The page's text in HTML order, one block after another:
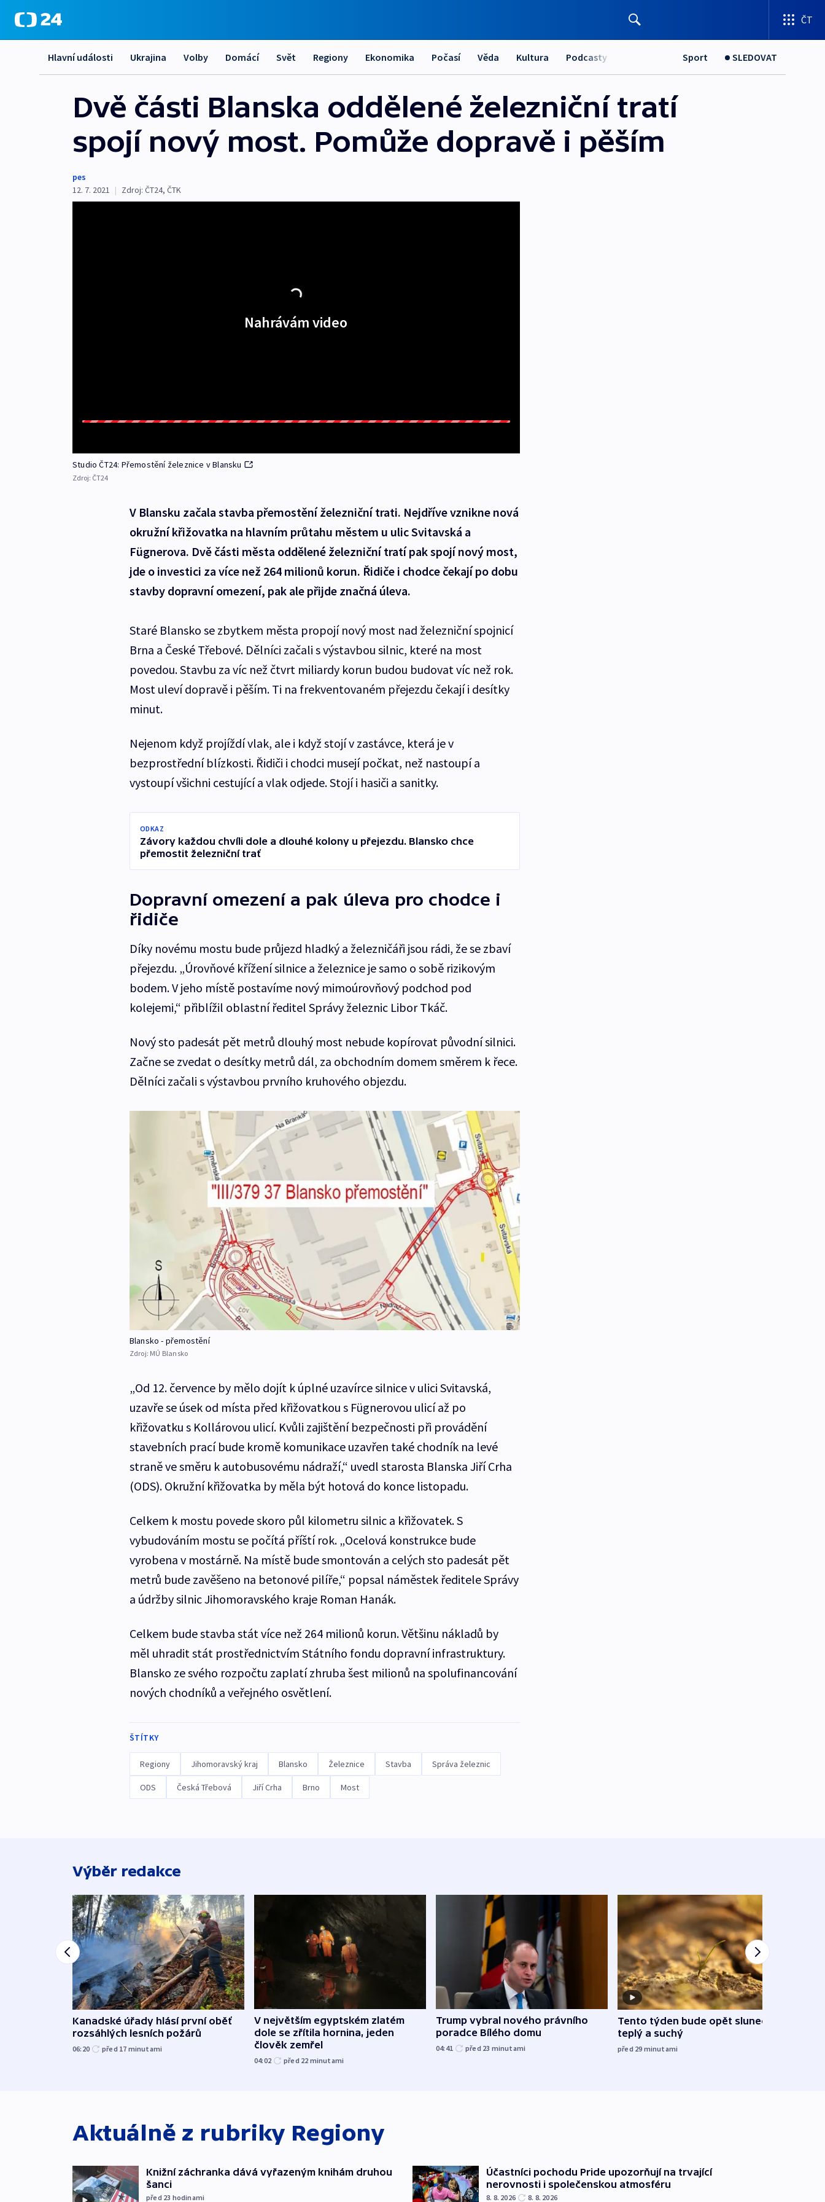
ČT
Hlavní události Ukrajina Volby Domácí Svět Regiony Ekonomika Počasí Věda Kultura Podcasty Sport SLEDOVAT
Dvě části Blanska oddělené železniční tratí
spojí nový most. Pomůže dopravě i pěším
pes
12. 7. 2021 | Zdroj: ČT24, ČTK
Nahrávám video
Studio ČT24: Přemostění železnice v Blansku
Zdroj: ČT24
V Blansku začala stavba přemostění železniční trati. Nejdříve vznikne nová
okružní křižovatka na hlavním průtahu městem u ulic Svitavská a
Fügnerova. Dvě části města oddělené železniční tratí pak spojí nový most,
jde o investici za více než 264 milionů korun. Řidiče i chodce čekají po dobu
stavby dopravní omezení, pak ale přijde značná úleva.
Staré Blansko se zbytkem města propojí nový most nad železniční spojnicí
Brna a České Třebové. Dělníci začali s výstavbou silnic, které na most
povedou. Stavbu za víc než čtvrt miliardy korun budou budovat víc než rok.
Most uleví dopravě i pěším. Ti na frekventovaném přejezdu čekají i desítky
minut.
Nejenom když projíždí vlak, ale i když stojí v zastávce, která je v
bezprostřední blízkosti. Řidiči i chodci musejí počkat, než nastoupí a
vystoupí všichni cestující a vlak odjede. Stojí i hasiči a sanitky.
ODKAZ
Závory každou chvíli dole a dlouhé kolony u přejezdu. Blansko chce
přemostit železniční trať
Dopravní omezení a pak úleva pro chodce i
řidiče
Díky novému mostu bude průjezd hladký a železničáři jsou rádi, že se zbaví
přejezdu. „Úrovňové křížení silnice a železnice je samo o sobě rizikovým
bodem. V jeho místě postavíme nový mimoúrovňový podchod pod
kolejemi,“ přiblížil oblastní ředitel Správy železnic Libor Tkáč.
Nový sto padesát pět metrů dlouhý most nebude kopírovat původní silnici.
Začne se zvedat o desítky metrů dál, za obchodním domem směrem k řece.
Dělníci začali s výstavbou prvního kruhového objezdu.
Blansko - přemostění
Zdroj: MÚ Blansko
„Od 12. července by mělo dojít k úplné uzavírce silnice v ulici Svitavská,
uzavře se úsek od místa před křižovatkou s Fügnerovou ulicí až po
křižovatku s Kollárovou ulicí. Kvůli zajištění bezpečnosti při provádění
stavebních prací bude kromě komunikace uzavřen také chodník na levé
straně ve směru k autobusovému nádraží,“ uvedl starosta Blanska Jiří Crha
(ODS). Okružní křižovatka by měla být hotová do konce listopadu.
Celkem k mostu povede skoro půl kilometru silnic a křižovatek. S
vybudováním mostu se počítá příští rok. „Ocelová konstrukce bude
vyrobena v mostárně. Na místě bude smontován a celých sto padesát pět
metrů bude zavěšeno na betonové pilíře,“ popsal náměstek ředitele Správy
a údržby silnic Jihomoravského kraje Roman Hanák.
Celkem bude stavba stát více než 264 milionů korun. Většinu nákladů by
měl uhradit stát prostřednictvím Státního fondu dopravní infrastruktury.
Blansko ze svého rozpočtu zaplatí zhruba šest milionů na spolufinancování
nových chodníků a veřejného osvětlení.
ŠTÍTKY
Regiony Jihomoravský kraj Blansko Železnice Stavba Správa železnic
ODS Česká Třebová Jiří Crha Brno Most
Výběr redakce
Kanadské úřady hlásí první oběť
rozsáhlých lesních požárů
06:20 před 17 minutami
V největším egyptském zlatém
dole se zřítila hornina, jeden
člověk zemřel
04:02 před 22 minutami
Trump vybral nového právního
poradce Bílého domu
04:41 před 23 minutami
Tento týden bude opět slunečný,
teplý a suchý
před 29 minutami
Aktuálně z rubriky Regiony
Knižní záchranka dává vyřazeným knihám druhou
šanci
před 23 hodinami
Účastníci pochodu Pride upozorňují na trvající
nerovnosti i společenskou atmosféru
8. 8. 2026 8. 8. 2026